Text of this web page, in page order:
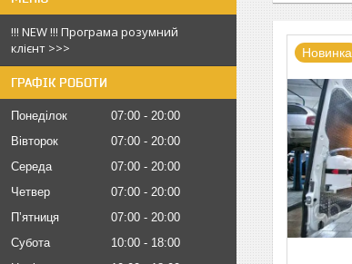
!!! NEW !!! Програма розумний
клієнт >>>
ГРАФІК РОБОТИ
Понеділок 07:00
20:00
Вівторок
07:00
20:00
Середа
07:00
20:00
Четвер
07:00
20:00
Пʼятниця
07:00
20:00
Субота
10:00
18:00
Новинка